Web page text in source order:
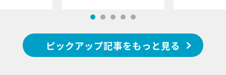
ピックアップ記事をもっと見る